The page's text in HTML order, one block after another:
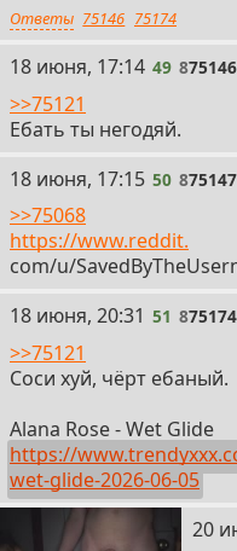
Ответы 75146 75174
49
18 июня, 17:14 49 875146
>>75121
Ебать ты негодяй.
50
18 июня, 17:15 50 875147
>>75068
https://www.reddit.
com/u/
51
18 июня, 20:31 51 875174
>>75121
Соси хуй, чёрт ебаный.
Alana Rose - Wet Glide
https://
wet-glide-2026-06-05
52
20